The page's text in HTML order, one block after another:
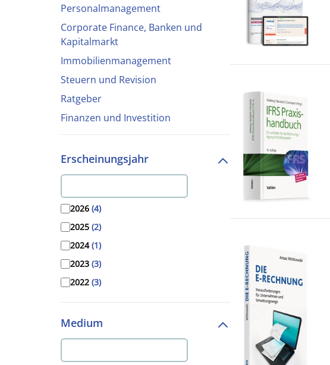
Personalmanagement
Corporate Finance, Banken und
Kapitalmarkt
Immobilienmanagement
Steuern und Revision
Ratgeber
Finanzen und Investition
Erscheinungsjahr
2026 (4)
2025 (2)
2024(1)
2023 (3)
2022 (3)
2021(3)
2020(3)
2019(4)
Medium